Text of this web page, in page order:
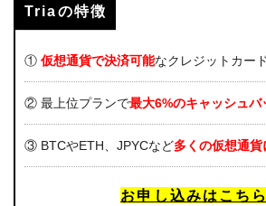
Triaの特徴
① 仮想通貨で決済可能なクレジットカード
② 最上位プランで最大6%のキャッシュバ
③ BTCやETH、JPYCなど多くの仮想通貨
お申し込みはこちら